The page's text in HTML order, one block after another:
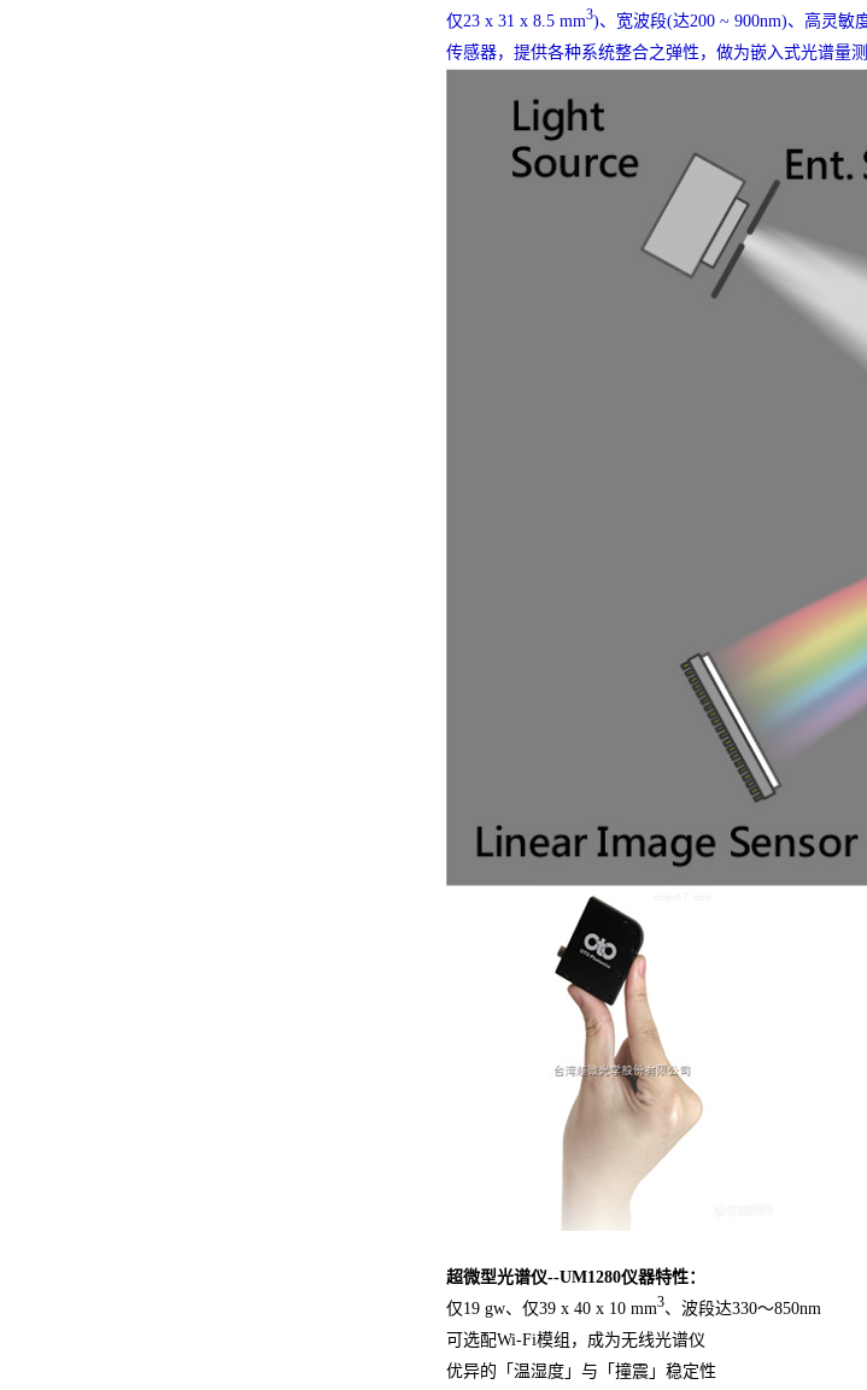
仅23 x 31 x 8.5 mm3)、宽波段(达200 ~ 900nm)、高灵敏
传感器，提供各种系统整合之弹性，做为嵌入式光谱量
超微型光谱仪--UM1280仪器特性：
仅19 gw、仅39 x 40 x 10 mm3、波段达330～850nm
可选配Wi-Fi模组，成为无线光谱仪
优异的「温湿度」与「撞震」稳定性